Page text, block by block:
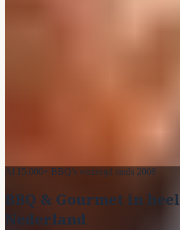
Al 15.000+ BBQ's verzorgd sinds 2008
BBQ & Gourmet in heel
Nederland